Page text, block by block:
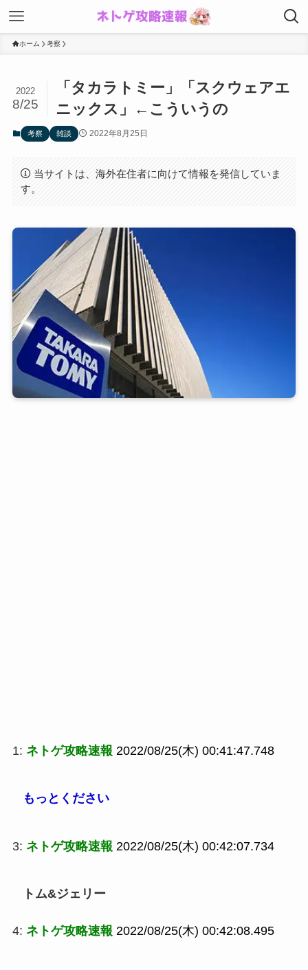
ホーム 考察
「タカラトミー」「スクウェアエ
ニックス」←こういうの
2022
8/25
考察 雑談 2022年8月25日
当サイトは、海外在住者に向けて情報を発信していま
す。
1: ネトゲ攻略速報 2022/08/25(木) 00:41:47.748
もっとください
3: ネトゲ攻略速報 2022/08/25(木) 00:42:07.734
トム&ジェリー
4: ネトゲ攻略速報 2022/08/25(木) 00:42:08.495